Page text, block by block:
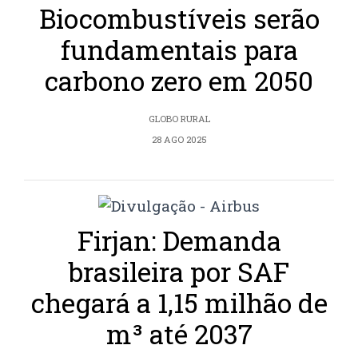
Biocombustíveis serão
fundamentais para
carbono zero em 2050
GLOBO RURAL
28 AGO 2025
Firjan: Demanda
brasileira por SAF
chegará a 1,15 milhão de
m³ até 2037